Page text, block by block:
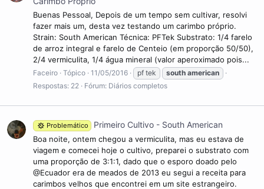
Buenas Pessoal, Depois de um tempo sem cultivar, resolvi
fazer mais um, desta vez testando um carimbo próprio.
Strain: South American Técnica: PFTek Substrato: 1/4 farelo
de arroz integral e farelo de Centeio (em proporção 50/50),
2/4 vermiculita, 1/4 água mineral (valor aperoximado pois...
Faceiro Tópico 11/05/2016 pf tek south american
Respostas: 22
Fórum: Diários completos
Problemático Primeiro Cultivo - South American
Boa noite, ontem chegou a vermiculita, mas eu estava de
viagem e comecei hoje o cultivo, preparei o substrato com
uma proporção de 3:1:1, dado que o esporo doado pelo
@Ecuador era de meados de 2013 eu segui a receita para
carimbos velhos que encontrei em um site estrangeiro.